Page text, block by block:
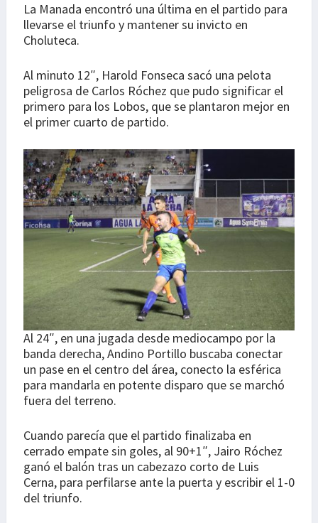
La Manada encontró una última en el partido para
llevarse el triunfo y mantener su invicto en
Choluteca.
Al minuto 12″, Harold Fonseca sacó una pelota
peligrosa de Carlos Róchez que pudo significar el
primero para los Lobos, que se plantaron mejor en
el primer cuarto de partido.
Al 24″, en una jugada desde mediocampo por la
banda derecha, Andino Portillo buscaba conectar
un pase en el centro del área, conecto la esférica
para mandarla en potente disparo que se marchó
fuera del terreno.
Cuando parecía que el partido finalizaba en
cerrado empate sin goles, al 90+1″, Jairo Róchez
ganó el balón tras un cabezazo corto de Luis
Cerna, para perfilarse ante la puerta y escribir el 1-0
del triunfo.